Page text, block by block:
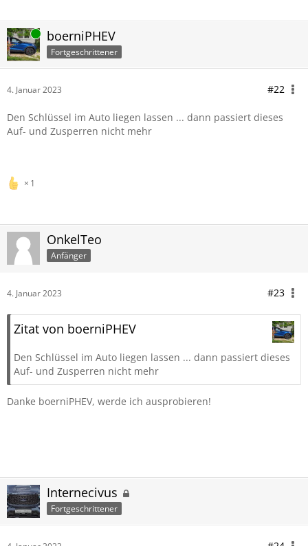
Online boerniPHEV
Fortgeschrittener
4. Januar 2023 #22
Den Schlüssel im Auto liegen lassen ... dann passiert dieses
Auf- und Zusperren nicht mehr
1
OnkelTeo
Anfänger
4. Januar 2023 #23
Zitat von boerniPHEV
Den Schlüssel im Auto liegen lassen ... dann passiert dieses
Auf- und Zusperren nicht mehr
Danke boerniPHEV, werde ich ausprobieren!
Internecivus
Fortgeschrittener